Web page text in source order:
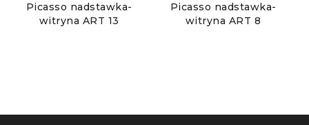
Picasso nadstawka-
witryna ART 13
Picasso nadstawka-
witryna ART 8